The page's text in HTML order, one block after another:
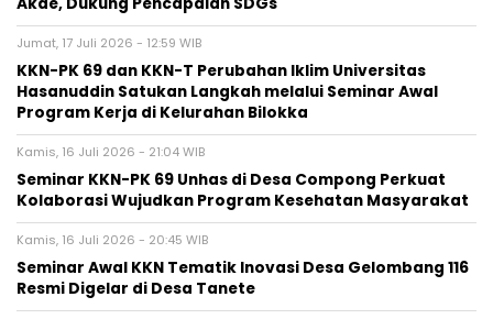
Jumat, 17 Juli 2026 - 12:59 WIB
KKN-PK 69 dan KKN-T Perubahan Iklim Universitas
Hasanuddin Satukan Langkah melalui Seminar Awal
Program Kerja di Kelurahan Bilokka
Kamis, 16 Juli 2026 - 21:04 WIB
Seminar KKN-PK 69 Unhas di Desa Compong Perkuat
Kolaborasi Wujudkan Program Kesehatan Masyarakat
Kamis, 16 Juli 2026 - 20:45 WIB
Seminar Awal KKN Tematik Inovasi Desa Gelombang 116
Resmi Digelar di Desa Tanete